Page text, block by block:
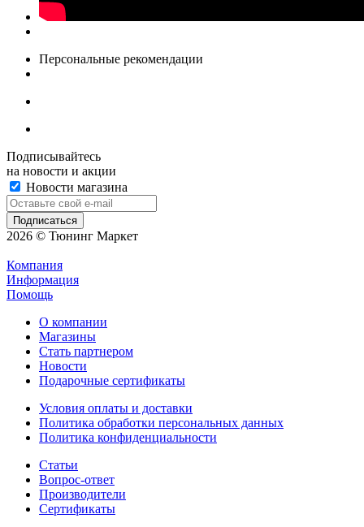
Персональные рекомендации
Подписывайтесь
на новости и акции
Новости магазина
2026 © Тюнинг Маркет
Компания
Информация
Помощь
О компании
Магазины
Стать партнером
Новости
Подарочные сертификаты
Условия оплаты и доставки
Политика обработки персональных данных
Политика конфиденциальности
Статьи
Вопрос-ответ
Производители
Сертификаты